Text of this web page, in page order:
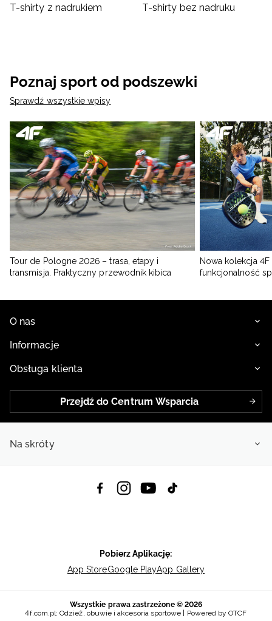
T-shirty z nadrukiem
T-shirty bez nadruku
Poznaj sport od podszewki
Sprawdź wszystkie wpisy
Tour de Pologne 2026 – trasa, etapy i
transmisja. Praktyczny przewodnik kibica
Nowa kolekcja
funkcjonalność
O nas
Informacje
Obsługa klienta
Przejdź do Centrum Wsparcia
Na skróty
Pobierz Aplikację:
App StoreGoogle PlayApp Gallery
Wszystkie prawa zastrzeżone © 2026
4f.com.pl: Odzież, obuwie i akcesoria sportowe | Powered by OTCF